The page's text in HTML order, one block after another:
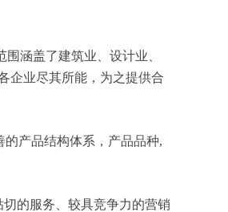
涵盖了建筑业、设计业、
企业尽其所能，为之提供合
产品结构体系，产品品种,
的服务、较具竞争力的营销